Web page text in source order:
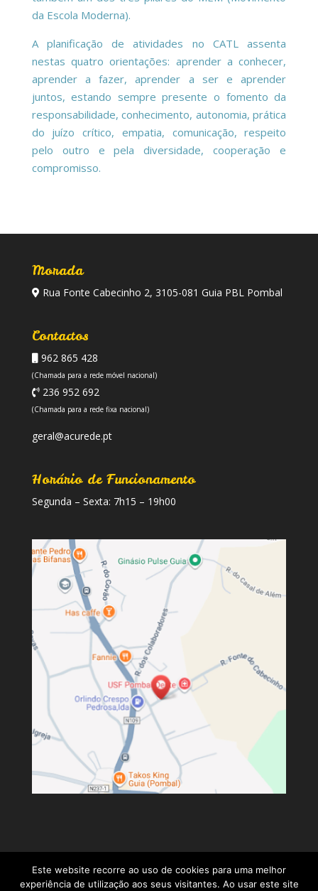
da Escola Moderna).
A planificação de atividades no CATL assenta
nestas quatro orientações: aprender a conhecer,
aprender a fazer, aprender a ser e aprender
juntos, estando sempre presente o fomento da
responsabilidade, conhecimento, autonomia, prática
do juízo crítico, empatia, comunicação, respeito
pelo outro e pela diversidade, cooperação e
compromisso.
Morada
Rua Fonte Cabecinho 2, 3105-081 Guia PBL Pombal
Contactos
962 865 428
(Chamada para a rede móvel nacional)
236 952 692
(Chamada para a rede fixa nacional)
geral@acurede.pt
Horário de Funcionamento
Segunda – Sexta: 7h15 – 19h00
Este website recorre ao uso de cookies para uma melhor
experiência de utilização aos seus visitantes. Ao usar este site